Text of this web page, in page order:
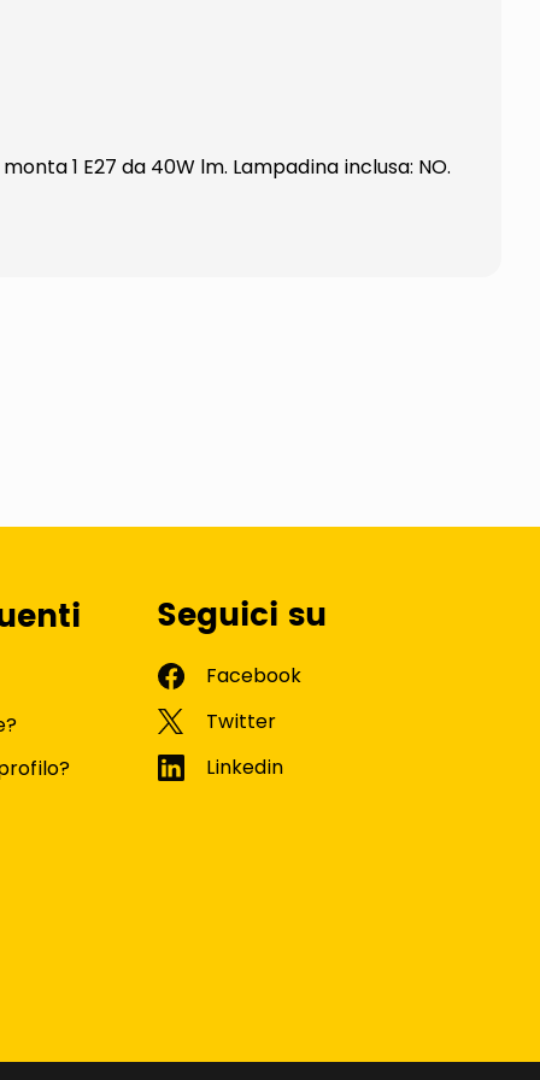
1 E27 da 40W lm. Lampadina inclusa: NO.
Seguici su